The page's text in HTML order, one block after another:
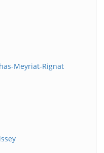
Meyriat-Rignat